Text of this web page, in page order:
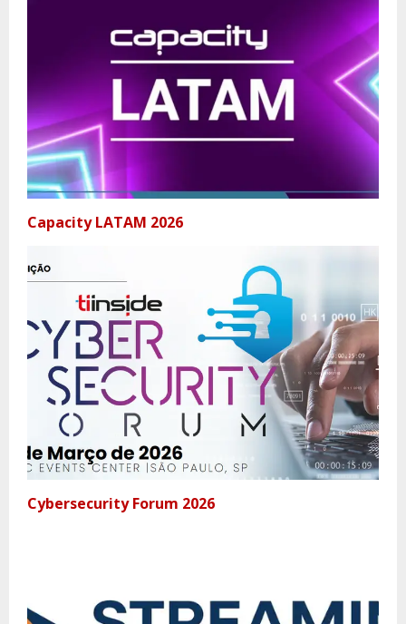
Capacity LATAM 2026
Cybersecurity Forum 2026